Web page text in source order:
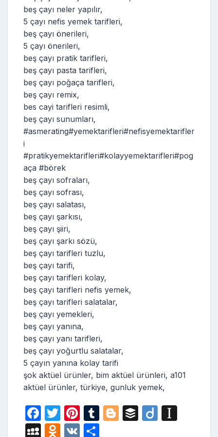
beş çayı neler yapılır,
5 çayı nefis yemek tarifleri,
beş çayı önerileri,
5 çayı önerileri,
beş çayı pratik tarifleri,
beş çayı pasta tarifleri,
beş çayı poğaça tarifleri,
beş çayı remix,
bes cayi tarifleri resimli,
beş çayı sunumları,
#asmerating#yemektarifleri#nefisyemektarifler
i
#pratikyemektarifleri#kolayyemektarifleri#pog
aça #börek
beş çayı sofraları,
beş çayı sofrası,
beş çayı salatası,
beş çayı şarkısı,
beş çayı şiiri,
beş çayı şarkı sözü,
beş çayı tarifleri tuzlu,
beş çayı tarifi,
beş çayı tarifleri kolay,
beş çayı tarifleri nefis yemek,
beş çayı tarifleri salatalar,
beş çayı yemekleri,
beş çayı yanına,
beş çayı yanı tarifleri,
beş çayı yoğurtlu salatalar,
5 çayın yanına kolay tarifi
şok aktüel ürünler, bim aktüel ürünleri, a101
aktüel ürünler, türkiye, gunluk yemek,
F
a
T
w
Pi
nt
T
Bl B
Di
M O V